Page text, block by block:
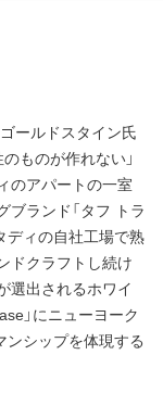
ールドスタイン氏
ものが作れない」
のアパートの一室
ランド「タフ トラ
ディの自社工場で熟
ドクラフトし続け
選出されるホワイ
」にニューヨーク
ンシップを体現する